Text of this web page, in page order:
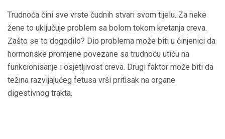
Trudnoća čini sve vrste čudnih stvari svom tijelu. Za neke
žene to uključuje problem sa bolom tokom kretanja creva.
Zašto se to dogodilo? Dio problema može biti u činjenici da
hormonske promjene povezane sa trudnoću utiču na
funkcionisanje i osjetljivost creva. Drugi faktor može biti da
težina razvijajućeg fetusa vrši pritisak na organe
digestivnog trakta.